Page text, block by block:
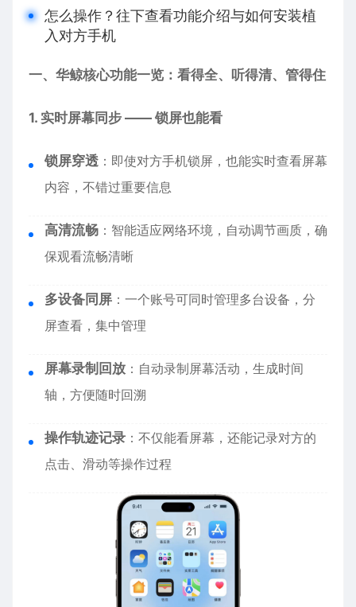
怎么操作？往下查看功能介绍与如何安装植
入对方手机
一、华鲸核心功能一览：看得全、听得清、管得住
1. 实时屏幕同步 —— 锁屏也能看
锁屏穿透 ：即使对方手机锁屏，也能实时查看屏幕
内容，不错过重要信息
高清流畅 ：智能适应网络环境，自动调节画质，确
保观看流畅清晰
多设备同屏 ：一个账号可同时管理多台设备，分
屏查看，集中管理
屏幕录制回放 ：自动录制屏幕活动，生成时间
轴，方便随时回溯
操作轨迹记录 ：不仅能看屏幕，还能记录对方的
点击、滑动等操作过程